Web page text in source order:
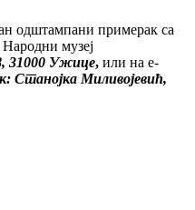
одштампани примерак са
музеј
31000 Ужице, или на e-
Станојка Миливојевић,